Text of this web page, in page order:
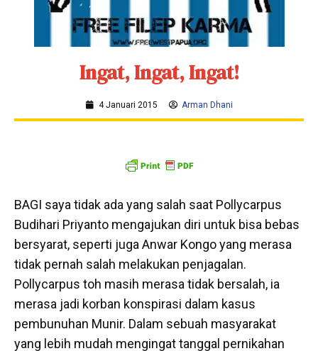
Ingat, Ingat, Ingat!
4 Januari 2015 Arman Dhani
BAGI saya tidak ada yang salah saat Pollycarpus
Budihari Priyanto mengajukan diri untuk bisa bebas
bersyarat, seperti juga Anwar Kongo yang merasa
tidak pernah salah melakukan penjagalan.
Pollycarpus toh masih merasa tidak bersalah, ia
merasa jadi korban konspirasi dalam kasus
pembunuhan Munir. Dalam sebuah masyarakat
yang lebih mudah mengingat tanggal pernikahan